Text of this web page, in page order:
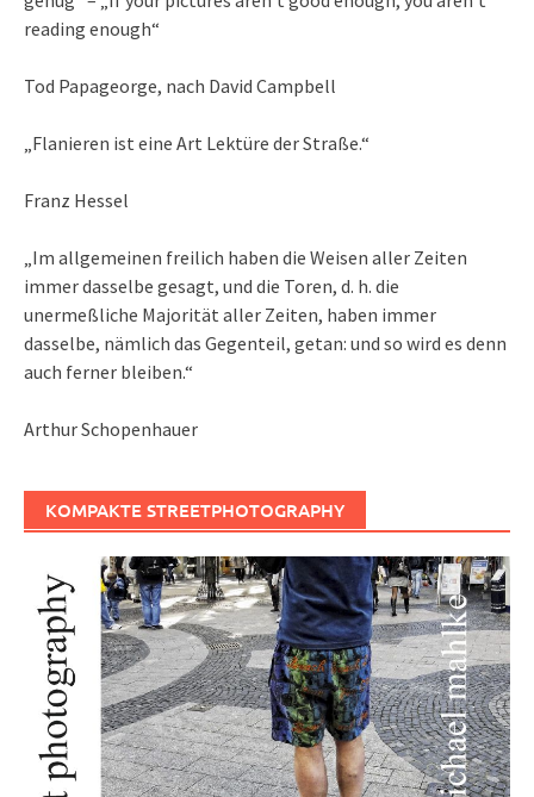
reading enough“
Tod Papageorge, nach David Campbell
„Flanieren ist eine Art Lektüre der Straße.“
Franz Hessel
„Im allgemeinen freilich haben die Weisen aller Zeiten
immer dasselbe gesagt, und die Toren, d. h. die
unermeßliche Majorität aller Zeiten, haben immer
dasselbe, nämlich das Gegenteil, getan: und so wird es denn
auch ferner bleiben.“
Arthur Schopenhauer
KOMPAKTE STREETPHOTOGRAPHY